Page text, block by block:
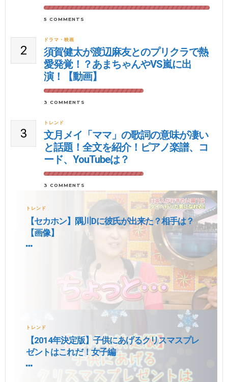
5 COMMENTS
2
ドラマ・映画
須賀健太が渡辺麻友とのプリクラで熱
愛発覚！？あまちゃんやVS嵐に出
演！【動画】
3 COMMENTS
3
トレンド
文月メイ「ママ」の歌詞の意味が凄い
と話題！全文を紹介！ピアノ楽譜、コ
ード、YouTubeは？
3 COMMENTS
トレンド
【セカホン】隅川Dに彼氏が出来た？相手は？
【画像】
トレンド
【2014年決定版】子供にあげるクリスマスプレ
ゼントはこれだ！女子編